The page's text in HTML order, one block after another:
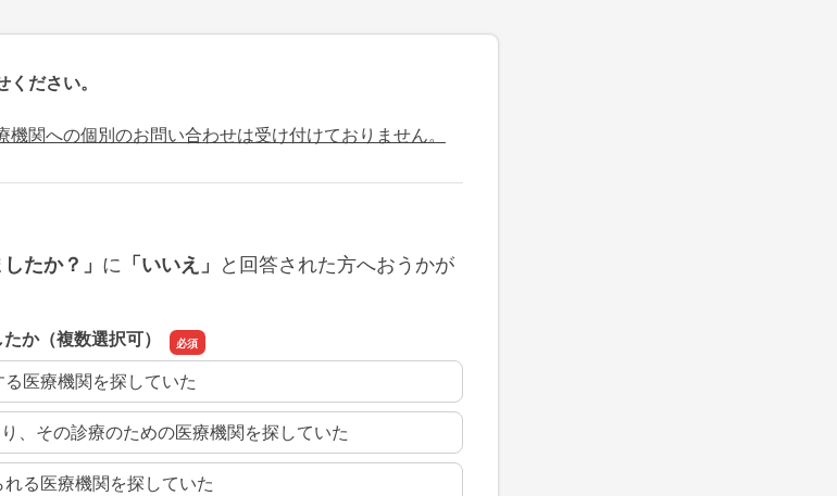
ださい。
関への個別のお問い合わせは受け付けておりません。
たか？」 に 「いいえ」 と回答された方へおうかが
か（複数選択可）
医療機関を探していた
、その診療のための医療機関を探していた
る医療機関を探していた